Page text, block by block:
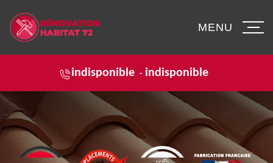
indisponible - indisponible
MENU